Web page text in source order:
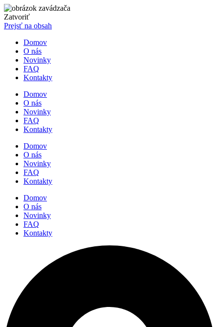
Zatvoriť
Prejsť na obsah
Domov
O nás
Novinky
FAQ
Kontakty
Domov
O nás
Novinky
FAQ
Kontakty
Domov
O nás
Novinky
FAQ
Kontakty
Domov
O nás
Novinky
FAQ
Kontakty